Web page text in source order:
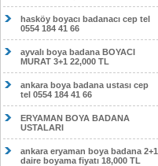
hasköy boyacı badanacı cep tel
0554 184 41 66
ayvalı boya badana BOYACI
MURAT 3+1 22,000 TL
ankara boya badana ustası cep
tel 0554 184 41 66
ERYAMAN BOYA BADANA
USTALARI
ankara eryaman boya badana 2+1
daire boyama fiyatı 18,000 TL